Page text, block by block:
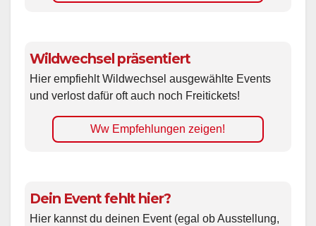
Wildwechsel präsentiert
Hier empfiehlt Wildwechsel ausgewählte Events
und verlost dafür oft auch noch Freitickets!
Ww Empfehlungen zeigen!
Dein Event fehlt hier?
Hier kannst du deinen Event (egal ob Ausstellung,